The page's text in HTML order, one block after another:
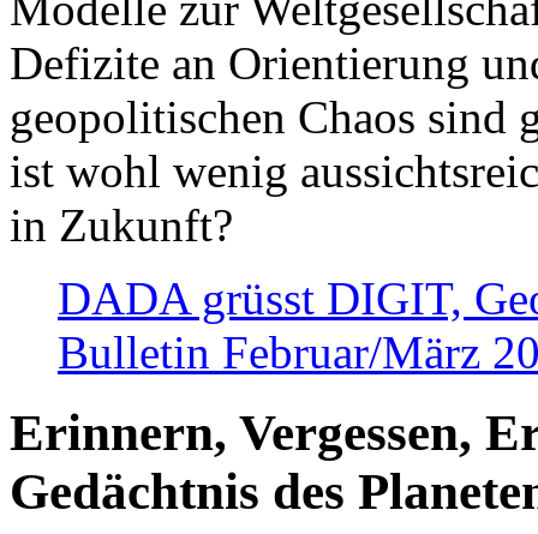
Defizite an Orientierung
geopolitischen Chaos sind
ist wohl wenig
in Zukunft?
DADA grüsst DIGIT,
Bulletin Februar/März
Erinnern, Vergessen,
Gedächtnis des